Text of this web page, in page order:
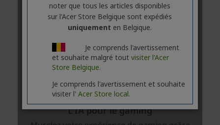
noter que tous les articles disponibles
sur l'Acer Store Belgique sont expédiés
uniquement en Belgique.
Je comprends l'avertissement
et souhaite malgré tout visiter l'Acer
Store Belgique.
Je comprends l'avertissement et souhaite
visiter l' Acer Store local.